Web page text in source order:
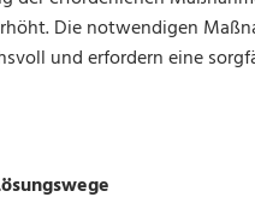
Die notwendigen
und erfordern eine